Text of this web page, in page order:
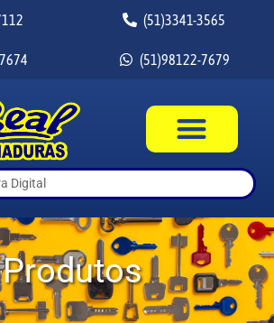
(51)3341-3565
(51)98122-7679
Produtos